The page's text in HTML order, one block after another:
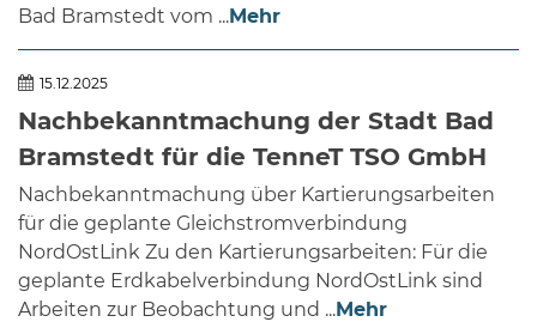
Bad Bramstedt vom ...Mehr
15.12.2025
Nachbekanntmachung der Stadt Bad
Bramstedt für die TenneT TSO GmbH
Nachbekanntmachung über Kartierungsarbeiten
für die geplante Gleichstromverbindung
NordOstLink Zu den Kartierungsarbeiten: Für die
geplante Erdkabelverbindung NordOstLink sind
Arbeiten zur Beobachtung und ...Mehr